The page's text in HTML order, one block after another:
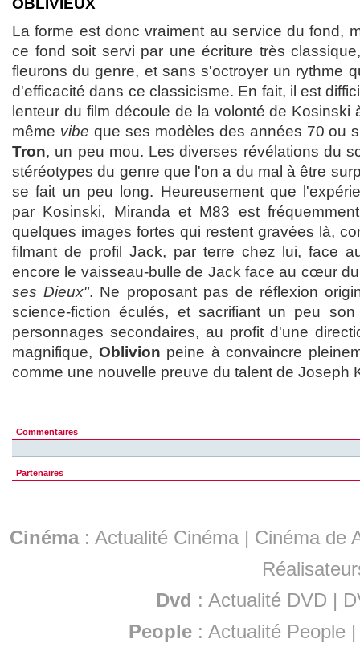
OBLIVIEUX
La forme est donc vraiment au service du fond,
ce fond soit servi par une écriture très
fleurons du genre, et sans s'octroyer un rythme
d'efficacité dans ce classicisme. En fait, il est
lenteur du film découle de la volonté de Kosinski
même vibe que ses modèles des années 70 ou
Tron, un peu mou. Les diverses révélations du
stéréotypes du genre que l'on a du mal à être
se fait un peu long. Heureusement que
par Kosinski, Miranda et M83 est
quelques images fortes qui restent gravées là,
filmant de profil Jack, par terre chez lui, face
encore le vaisseau-bulle de Jack face au cœur
ses Dieux". Ne proposant pas de réflexion
science-fiction éculés, et sacrifiant un peu
personnages secondaires, au profit d'une
magnifique, Oblivion peine à convaincre
comme une nouvelle preuve du talent de Joseph
Commentaires
Partenaires
Cinéma: Actualité Cinéma | Cinéma de
Dvd : Actualité DVD |
People :Actualité People